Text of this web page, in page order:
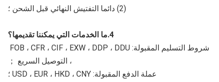
شروط التسليم المقبولة: FOB ، CFR ، CIF ، EXW ، DDP ، DDU
، التوصيل السريع ；
عملة الدفع المقبولة: USD ، EUR ، HKD ، CNY ؛